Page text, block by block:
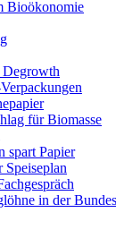
Bioökonomie
für Biomasse
spart Papier
Speiseplan
in der